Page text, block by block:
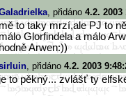
, přidáno 4.2. 2003
to taky mrzí,ale PJ to
málo Glorfindela a málo
hodně Arwen:))
, přidáno 4.2. 2003
to pěkný... zvlášť ty